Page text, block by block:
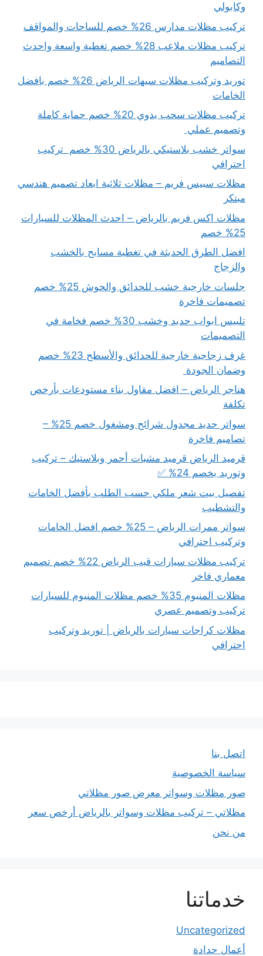
وكابولي
تركيب مظلات مدارس 26% خصم للساحات والمواقف
تركيب مظلات ملاعب 28% خصم تغطية واسعة واحدث
التصاميم
توريد وتركيب مظلات سيهات الرياض 26% خصم بافضل
الخامات
تركيب مظلات سحب يدوي 20% خصم حماية كاملة
وتصميم عملي
سواتر خشب بلاستيكي بالرياض 30% خصم تركيب
احترافي
مظلات سبيس فريم – مظلات ثلاثية ابعاد تصميم هندسي
مبتكر
مظلات اكس فريم بالرياض – احدث المظلات للسيارات
25% خصم
افضل الطرق الحديثة في تغطية مسابح بالخشب
والزجاج
جلسات خارجية خشب للحدائق والحوش 25% خصم
تصميمات فاخرة
تلبيس ابواب حديد وخشب 30% خصم فخامة في
التصميمات
غرف زجاجية خارجية للحدائق والأسطح 23% خصم
وضمان الجودة
هناجر الرياض – افضل مقاول بناء مستودعات بأرخص
تكلفة
سواتر حديد مجدول شرائح ومشغول خصم 25% –
تصاميم فاخرة
قرميد الرياض قرميد مشبات أحمر وبلاستيك – تركيب
وتوريد بخصم 24% ✅
تفصيل بيت شعر ملكي حسب الطلب بأفضل الخامات
والتشطيب
سواتر ممرات الرياض – 25% خصم افضل الخامات
وتركيب احترافي
تركيب مظلات سيارات قبب الرياض 22% خصم تصميم
معماري فاخر
مظلات المنيوم 35% خصم مظلات المنيوم للسيارات
تركيب وتصميم عصري
مظلات كراجات سيارات بالرياض | توريد وتركيب
احترافي
اتصل بنا
سياسة الخصوصية
صور مظلات وسواتر معرض صور مظلاتي
مظلاتي – تركيب مظلات وسواتر بالرياض أرخص سعر
من نحن
خدماتنا
Uncategorized
أعمال حدادة